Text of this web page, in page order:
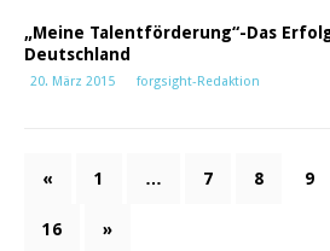
„Meine Talentförderung“-Das
Deutschland
20. März 2015 forgsight-Redaktion
« 1 … 7 8 9
16 »